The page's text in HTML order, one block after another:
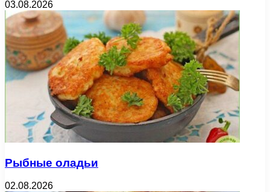
03.08.2026
Рыбные оладьи
02.08.2026